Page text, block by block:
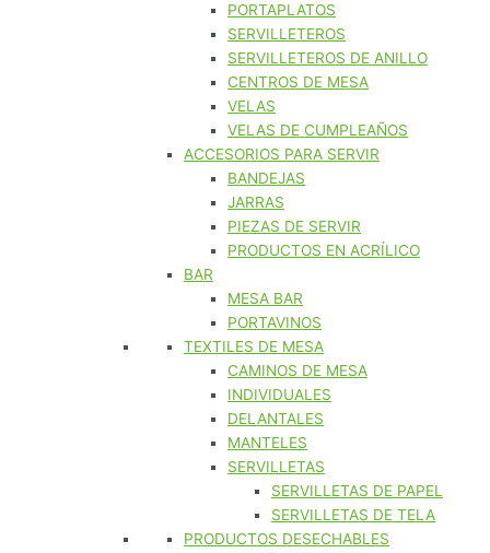
PORTAPLATOS
SERVILLETEROS
SERVILLETEROS DE ANILLO
CENTROS DE MESA
VELAS
VELAS DE CUMPLEAÑOS
ACCESORIOS PARA SERVIR
BANDEJAS
JARRAS
PIEZAS DE SERVIR
PRODUCTOS EN ACRÍLICO
BAR
MESA BAR
PORTAVINOS
TEXTILES DE MESA
CAMINOS DE MESA
INDIVIDUALES
DELANTALES
MANTELES
SERVILLETAS
SERVILLETAS DE PAPEL
SERVILLETAS DE TELA
PRODUCTOS DESECHABLES